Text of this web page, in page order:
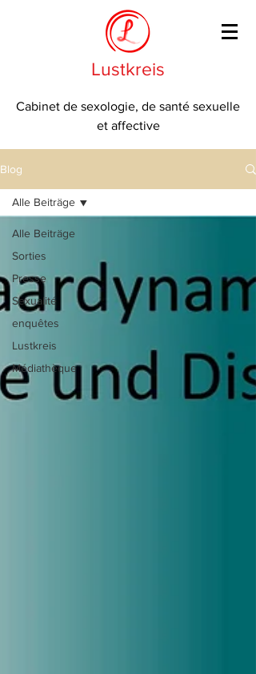
Lustkreis
Cabinet de sexologie, de santé sexuelle
et affective
Blog
Alle Beiträge
Sorties
Presse
Sexualité
enquêtes
Lustkreis
Médiathèque
Alle Beiträge